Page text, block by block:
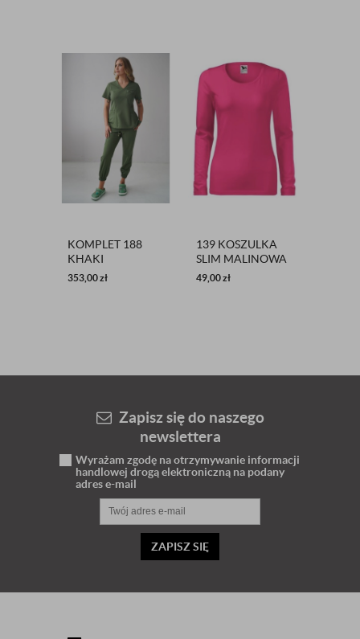
KOMPLET 188
KHAKI
353,00zł
139 KOSZULKA
SLIM MALINOWA
49,00zł
Zapisz się do naszego
newslettera
Wyrażam zgodę na otrzymywanie informacji
handlowej drogą elektroniczną na podany
adres e-mail
ZAPISZ SIĘ